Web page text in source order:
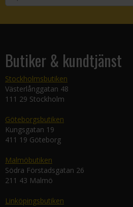
Butiker & kundtjänst
Stockholmsbutiken
Västerlånggatan 48
111 29 Stockholm
Göteborgsbutiken
Kungsgatan 19
411 19 Göteborg
Malmöbutiken
Södra Förstadsgatan 26
211 43 Malmö
Linköpingsbutiken